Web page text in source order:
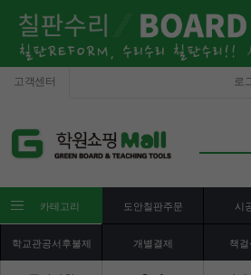
고객센터 로
카테고리 도안칠판주문 시
학교관공서후불제 개별결제 책